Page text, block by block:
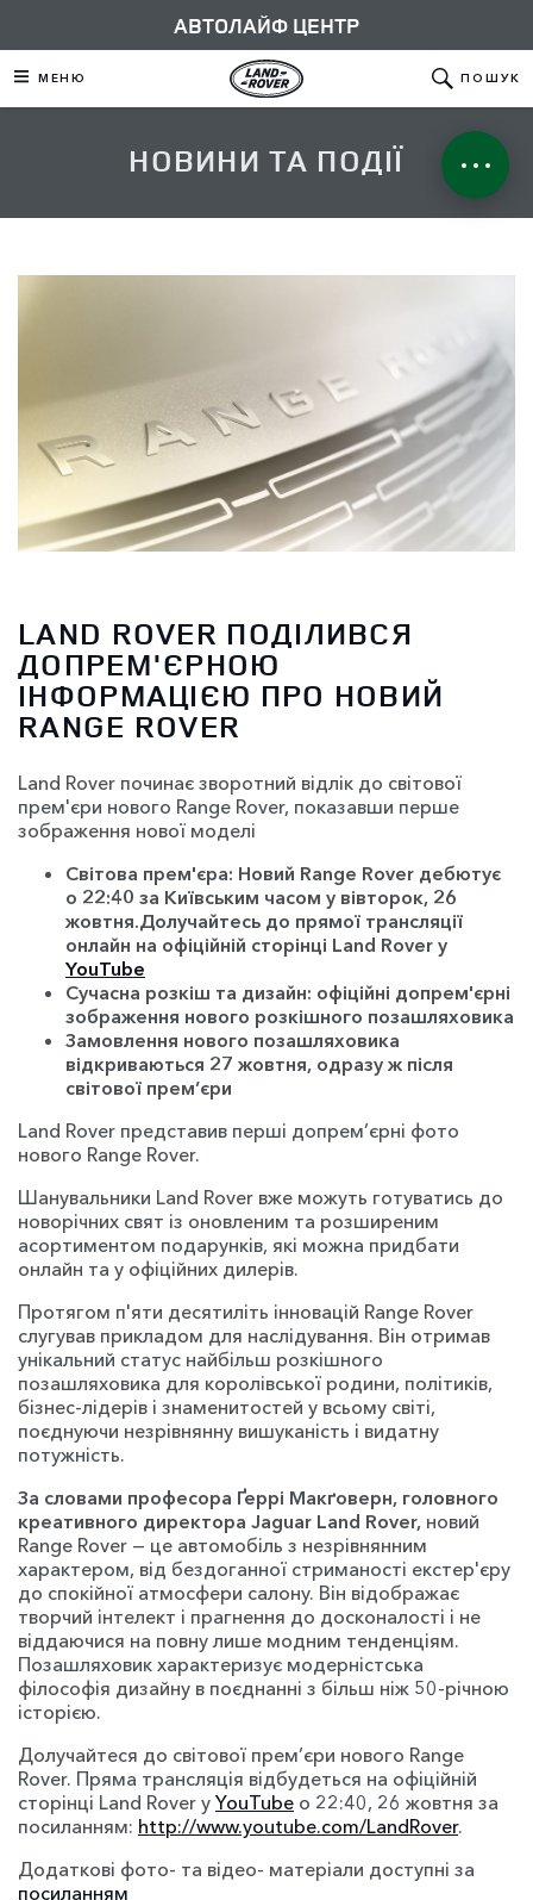
АВТОЛАЙФ ЦЕНТР
МЕНЮ ПОШУК
НОВИНИ ТА ПОДІЇ
LAND ROVER ПОДІЛИВСЯ
ДОПРЕМ'ЄРНОЮ
ІНФОРМАЦІЄЮ ПРО НОВИЙ
RANGE ROVER
Land Rover починає зворотний відлік до світової
прем'єри нового Range Rover, показавши перше
зображення нової моделі
Світова прем'єра: Новий Range Rover дебютує
о 22:40 за Київським часом у вівторок, 26
жовтня.Долучайтесь до прямої трансляції
онлайн на офіційній сторінці Land Rover у
YouTube
Сучасна розкіш та дизайн: офіційні допрем'єрні
зображення нового розкішного позашляховика
Замовлення нового позашляховика
відкриваються 27 жовтня, одразу ж після
світової прем’єри
Land Rover представив перші допрем’єрні фото
нового Range Rover.
Шанувальники Land Rover вже можуть готуватись до
новорічних свят із оновленим та розширеним
асортиментом подарунків, які можна придбати
онлайн та у офіційних дилерів.
Протягом п'яти десятиліть інновацій Range Rover
слугував прикладом для наслідування. Він отримав
унікальний статус найбільш розкішного
позашляховика для королівської родини, політиків,
бізнес-лідерів і знаменитостей у всьому світі,
поєднуючи незрівнянну вишуканість і видатну
потужність.
За словами професора Ґеррі Макґоверн, головного
креативного директора Jaguar Land Rover, новий
Range Rover — це автомобіль з незрівнянним
характером, від бездоганної стриманості екстер'єру
до спокійної атмосфери салону. Він відображає
творчий інтелект і прагнення до досконалості і не
віддаючися на повну лише модним тенденціям.
Позашляховик характеризує модерністська
філософія дизайну в поєднанні з більш ніж 50-річною
історією.
Долучайтеся до світової прем’єри нового Range
Rover. Пряма трансляція відбудеться на офіційній
сторінці Land Rover у YouTube о 22:40, 26 жовтня за
посиланням: http://www.youtube.com/LandRover.
Додаткові фото- та відео- матеріали доступні за
посиланням